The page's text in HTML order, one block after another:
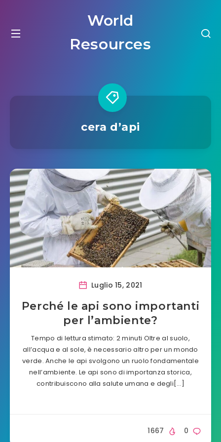
World
Resources
cera d’api
Luglio 15, 2021
Perché le api sono importanti
per l’ambiente?
Tempo di lettura stimato: 2 minuti Oltre al suolo,
all’acqua e al sole, è necessario altro per un mondo
verde. Anche le api svolgono un ruolo fondamentale
nell’ambiente. Le api sono di importanza storica,
contribuiscono alla salute umana e degli[…]
0
1667